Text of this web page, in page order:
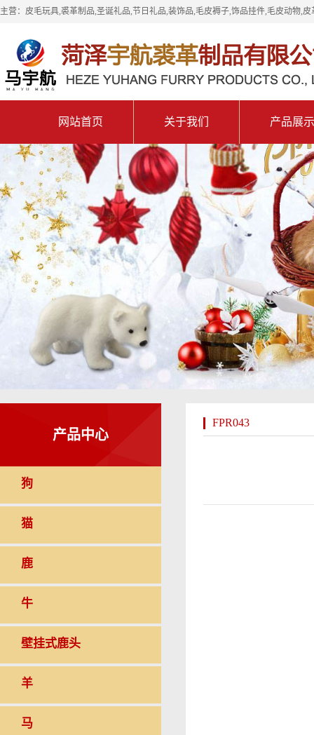
主营：皮毛玩具,裘革制品,圣诞礼品,节日礼品,装饰品,毛皮褥子,饰品挂件,毛皮动物,
网站首页 关于我们 产品展示
产品中心
狗
猫
鹿
牛
壁挂式鹿头
羊
马
FPR043